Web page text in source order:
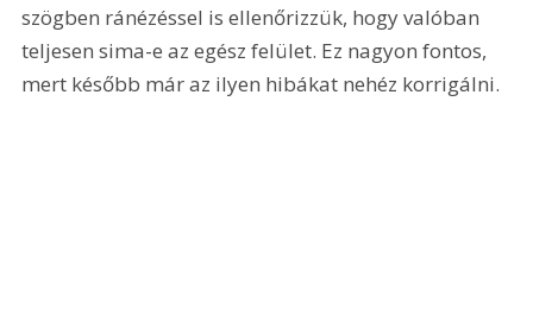
szögben ránézéssel is ellenőrizzük, hogy valóban
teljesen sima-e az egész felület. Ez nagyon fontos,
mert később már az ilyen hibákat nehéz korrigálni.